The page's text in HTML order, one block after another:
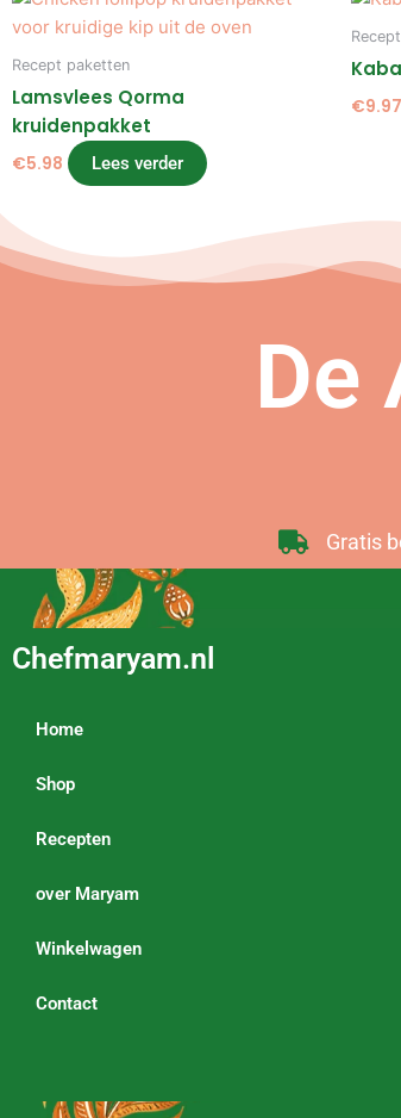
Recept paketten
Lamsvlees Qorma
kruidenpakket
€5.98 Lees verder
€9.97
De
Gratis
Chefmaryam.nl
Home
Shop
Recepten
over Maryam
Winkelwagen
Contact